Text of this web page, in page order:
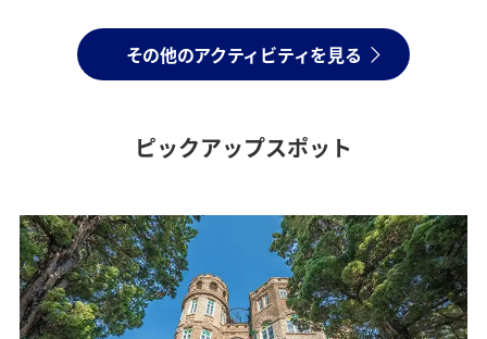
その他のアクティビティを見る
ピックアップスポット